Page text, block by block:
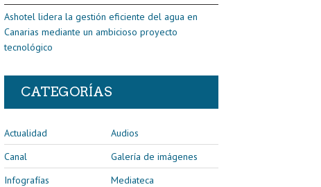
Ashotel lidera la gestión eficiente del agua en
Canarias mediante un ambicioso proyecto
tecnológico
CATEGORÍAS
Actualidad
Audios
Canal
Galería de imágenes
Infografías
Mediateca